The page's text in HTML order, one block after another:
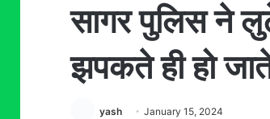
सागर पुलिस ने
झपकते ही हो
yash January 15, 2024